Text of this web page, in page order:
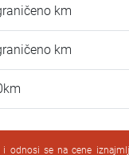
km
km
i odnosi se na cene